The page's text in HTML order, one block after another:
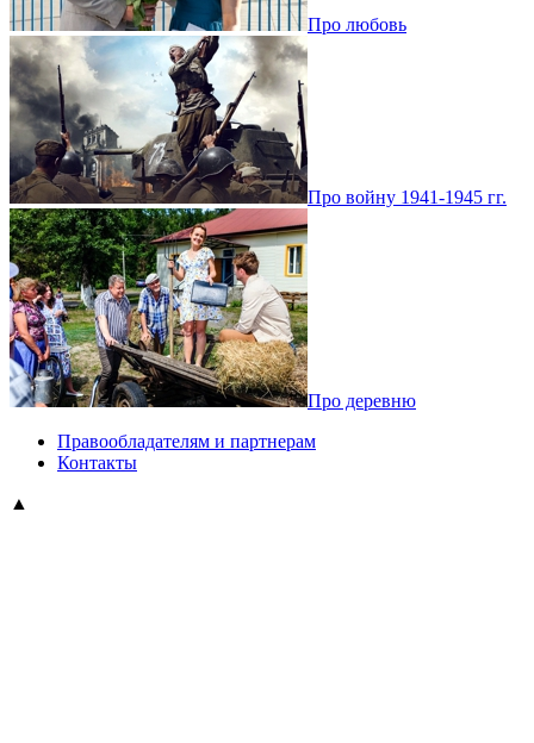
Про любовь
Про войну 1941-1945 гг.
Про деревню
Правообладателям и партнерам
Контакты
▲